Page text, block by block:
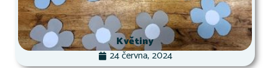
Květiny
24 června, 2024